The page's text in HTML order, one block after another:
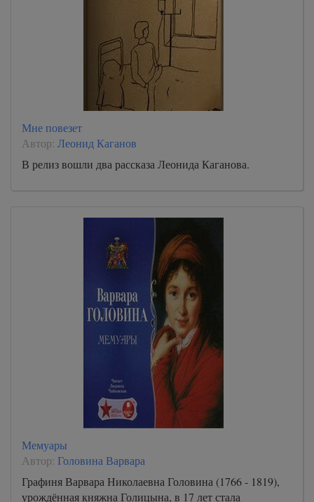
Мне повезет
Автор: Леонид Каганов
В релиз вошли два рассказа Леонида Каганова.
Мемуары
Автор: Головина Варвара
Графиня Варвара Николаевна Головина (1766 - 1819),
урождённая княжна Голицына, в 17 лет стала